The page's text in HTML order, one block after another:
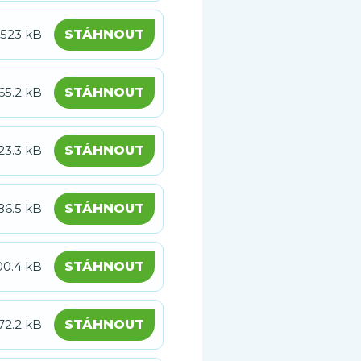
523 kB STÁHNOUT
kB STÁHNOUT
kB STÁHNOUT
kB STÁHNOUT
kB STÁHNOUT
kB STÁHNOUT